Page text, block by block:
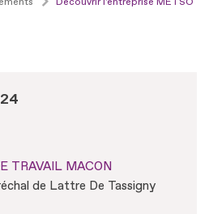
TRAVAIL MACON
de Lattre De Tassigny